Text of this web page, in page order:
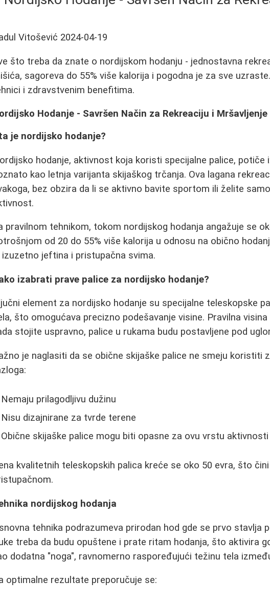
Vitošević 2024-04-19
što treba da znate o nordijskom hodanju - jednostavna
sagoreva do 55% više kalorija i pogodna je za sve
i zdravstvenim benefitima.
Hodanje - Savršen Način za Rekreaciju i Mršavljenje
je nordijsko hodanje?
hodanje, aktivnost koja koristi specijalne palice, potiče
kao letnja varijanta skijaškog trčanja. Ova lagana
bez obzira da li se aktivno bavite sportom ili želite
pravilnom tehnikom, tokom nordijskog hodanja angažuje se
od 20 do 55% više kalorija u odnosu na obično
izuzetno jeftina i pristupačna svima.
izabrati prave palice za nordijsko hodanje?
element za nordijsko hodanje su specijalne teleskopske
što omogućava precizno podešavanje visine. Pravilna
stojite uspravno, palice u rukama budu postavljene pod
je naglasiti da se obične skijaške palice ne smeju koristiti
Nemaju prilagodljivu dužinu
Nisu dizajnirane za tvrde terene
Obične skijaške palice mogu biti opasne za ovu vrstu aktivnosti
kvalitetnih teleskopskih palica kreće se oko 50 evra, što
nordijskog hodanja
tehnika podrazumeva prirodan hod gde se prvo stavlja
treba da budu opuštene i prate ritam hodanja, što aktivira
dodatna "noga", ravnomerno raspoređujući težinu tela
optimalne rezultate preporučuje se: